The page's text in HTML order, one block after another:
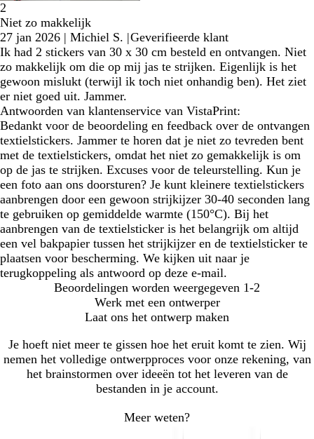
2
Niet zo makkelijk
27 jan 2026 | Michiel S. |Geverifieerde klant
Ik had 2 stickers van 30 x 30 cm besteld en ontvangen. Niet
zo makkelijk om die op mij jas te strijken. Eigenlijk is het
gewoon mislukt (terwijl ik toch niet onhandig ben). Het ziet
er niet goed uit. Jammer.
Antwoorden van klantenservice van VistaPrint:
Bedankt voor de beoordeling en feedback over de ontvangen
textielstickers. Jammer te horen dat je niet zo tevreden bent
met de textielstickers, omdat het niet zo gemakkelijk is om
op de jas te strijken. Excuses voor de teleurstelling. Kun je
een foto aan ons doorsturen? Je kunt kleinere textielstickers
aanbrengen door een gewoon strijkijzer 30-40 seconden lang
te gebruiken op gemiddelde warmte (150°C). Bij het
aanbrengen van de textielsticker is het belangrijk om altijd
een vel bakpapier tussen het strijkijzer en de textielsticker te
plaatsen voor bescherming. We kijken uit naar je
terugkoppeling als antwoord op deze e-mail.
Beoordelingen worden weergegeven 1-2
Werk met een ontwerper
Laat ons het ontwerp maken
Je hoeft niet meer te gissen hoe het eruit komt te zien. Wij
nemen het volledige ontwerpproces voor onze rekening, van
het brainstormen over ideeën tot het leveren van de
bestanden in je account.
Meer weten?